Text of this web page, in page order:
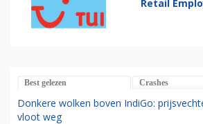
Retail
Best gelezen Crashes
Donkere wolken boven IndiGo:
vloot weg